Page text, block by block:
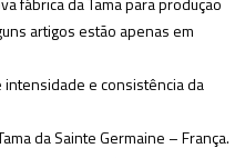
artigos estão apenas em
e consistência da
da Sainte Germaine – França.